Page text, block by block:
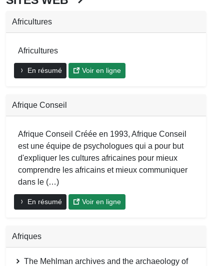
Africultures
Africultures
En résumé Voir en ligne
Afrique Conseil
Afrique Conseil Créée en 1993, Afrique Conseil
est une équipe de psychologues qui a pour but
d'expliquer les cultures africaines pour mieux
comprendre les africains et mieux communiquer
dans le (…)
En résumé Voir en ligne
Afriques
The Mehlman archives and the archaeology of